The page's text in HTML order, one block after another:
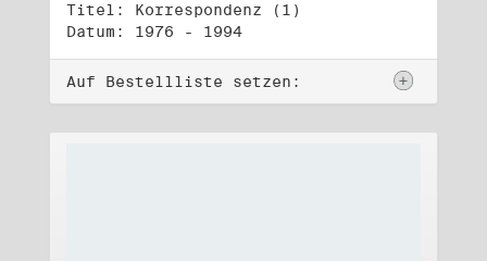
Titel: Korrespondenz (1)
Datum: 1976 - 1994
Auf Bestellliste setzen: